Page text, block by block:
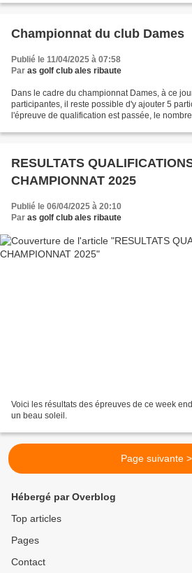
Championnat du club Dames
Publié le 11/04/2025 à 07:58
Par as golf club ales ribaute
Dans le cadre du championnat Dames, à ce
participantes, il reste possible d'y ajouter 5
l'épreuve de qualification est passée, le
RESULTATS
CHAMPIONNAT 2025
Publié le 06/04/2025 à 20:10
Par as golf club ales ribaute
Voici les résultats des épreuves de ce week
un beau soleil.
Page suivante >
Hébergé par Overblog
Top articles
Pages
Contact